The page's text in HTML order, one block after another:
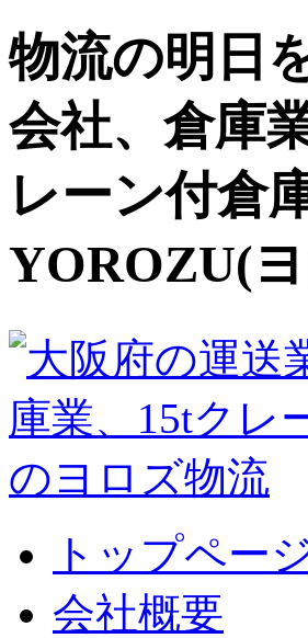
物流の明日
会社、倉庫
レーン付倉
YOROZU(
トップペー
会社概要